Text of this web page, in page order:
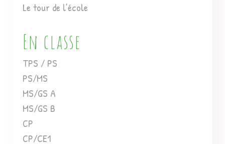
Le tour de l’école
En classe
TPS / PS
PS/MS
MS/GS A
MS/GS B
CP
CP/CE1